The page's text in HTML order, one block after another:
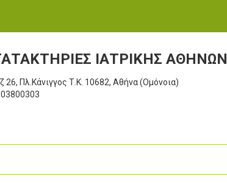
ΙΑΤΡΙΚΗΣ ΑΘΗΝΩΝ
26, Πλ.Κάνιγγος Τ.Κ. 10682, Αθήνα (Ομόνοια)